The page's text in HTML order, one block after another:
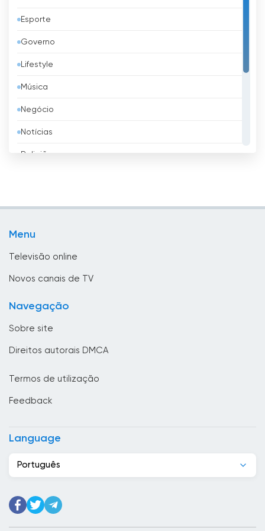
Azerbaijão
Bangladesh
Barbados
Barém
Bélgica
Belize
Camboja
China
Esporte
Governo
Lifestyle
Música
Negócio
Notícias
Religião
Menu
Televisão online
Novos canais de TV
Navegação
Sobre site
Direitos autorais DMCA
Termos de utilização
Feedback
Language
Português